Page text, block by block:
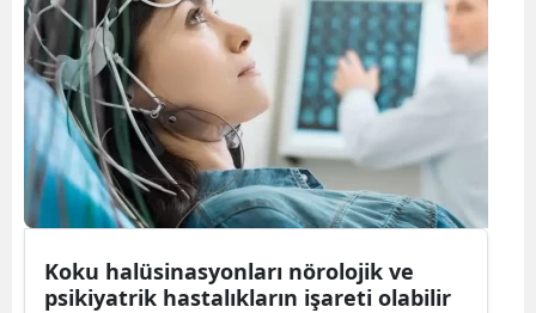
Koku halüsinasyonları nörolojik ve
psikiyatrik hastalıkların işareti olabilir